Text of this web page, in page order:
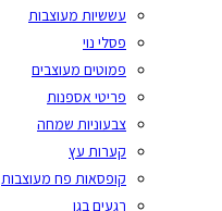
עששיות מעוצבות
פסלי נוי
פמוטים מעוצבים
פריטי אספנות
צבעוניות שמחה
קערות עץ
קופסאות פח מעוצבות
רגעים בגן